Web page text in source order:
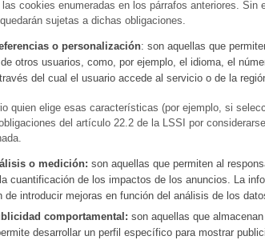
cookies enumeradas en los párrafos anteriores.
sujetas a dichas obligaciones.
o personalización: son aquellas que
otros usuarios, como, por ejemplo, el idioma, el
del cual el usuario accede al servicio o de la
quien elige esas características (por ejemplo, si
del artículo 22.2 de la LSSI por
o medición: son aquellas que permiten al
cuantificación de los impactos de los anuncios. La
de introducir mejoras en función del análisis de los
comportamental: son aquellas que
desarrollar un perfil específico para mostrar